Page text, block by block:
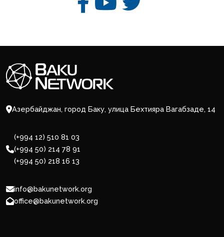
Азербайджан, город Баку, улица Бехтияра Вагабзаде, 14
(+994 12) 510 81 03
(+994 50) 214 78 91
(+994 50) 218 16 13
info@bakunetwork.org
office@bakunetwork.org